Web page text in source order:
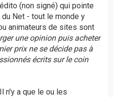
(non signé) qui pointe
Net - tout le monde y
animateurs de sites sont
une opinion puis acheter
prix ne se décide pas à
écrits sur le coin
n'y a que le ou les